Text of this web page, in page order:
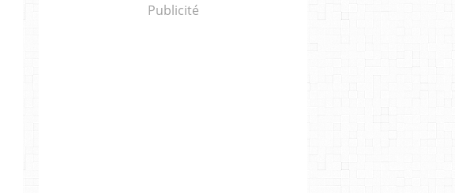
Publicité